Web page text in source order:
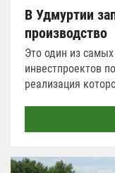
В Удмуртии
производство
Это один из
инвестпроектов
реализация